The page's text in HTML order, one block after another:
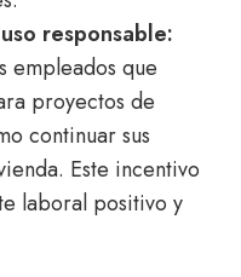
responsable:
empleados que
proyectos de
continuar sus
Este incentivo
laboral positivo y